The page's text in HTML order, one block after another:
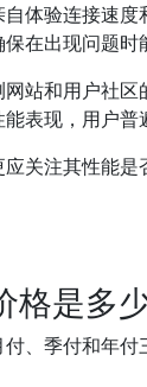
体验连接速度
在出现问题时
站和用户社
表现，用户
关注其性能
格是多
、季付和年